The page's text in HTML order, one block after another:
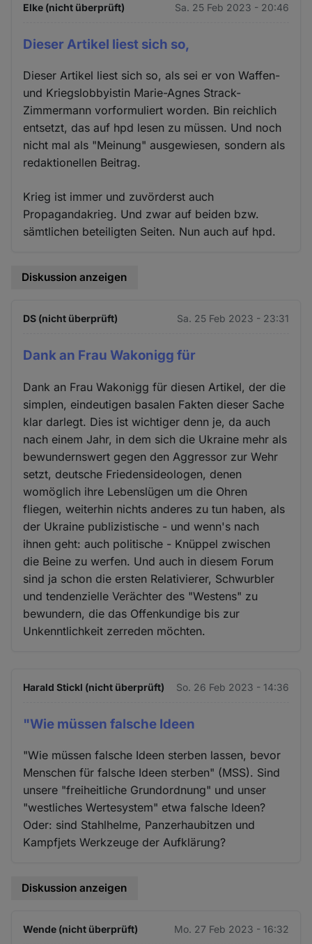
Elke (nicht überprüft) Sa. 25 Feb 2023 - 20:46
Dieser Artikel liest sich so,
Dieser Artikel liest sich so, als sei er von Waffen-
und Kriegslobbyistin Marie-Agnes Strack-
Zimmermann vorformuliert worden. Bin reichlich
entsetzt, das auf hpd lesen zu müssen. Und noch
nicht mal als "Meinung" ausgewiesen, sondern als
redaktionellen Beitrag.
Krieg ist immer und zuvörderst auch
Propagandakrieg. Und zwar auf beiden bzw.
sämtlichen beteiligten Seiten. Nun auch auf hpd.
Diskussion anzeigen
DS (nicht überprüft) Sa. 25 Feb 2023 - 23:31
Dank an Frau Wakonigg für
Dank an Frau Wakonigg für diesen Artikel, der die
simplen, eindeutigen basalen Fakten dieser Sache
klar darlegt. Dies ist wichtiger denn je, da auch
nach einem Jahr, in dem sich die Ukraine mehr als
bewundernswert gegen den Aggressor zur Wehr
setzt, deutsche Friedensideologen, denen
womöglich ihre Lebenslügen um die Ohren
fliegen, weiterhin nichts anderes zu tun haben, als
der Ukraine publizistische - und wenn's nach
ihnen geht: auch politische - Knüppel zwischen
die Beine zu werfen. Und auch in diesem Forum
sind ja schon die ersten Relativierer, Schwurbler
und tendenzielle Verächter des "Westens" zu
bewundern, die das Offenkundige bis zur
Unkenntlichkeit zerreden möchten.
Harald Stickl (nicht überprüft) So. 26 Feb 2023 - 14:36
"Wie müssen falsche Ideen
"Wie müssen falsche Ideen sterben lassen, bevor
Menschen für falsche Ideen sterben" (MSS). Sind
unsere "freiheitliche Grundordnung" und unser
"westliches Wertesystem" etwa falsche Ideen?
Oder: sind Stahlhelme, Panzerhaubitzen und
Kampfjets Werkzeuge der Aufklärung?
Diskussion anzeigen
Wende (nicht überprüft) Mo. 27 Feb 2023 - 16:32